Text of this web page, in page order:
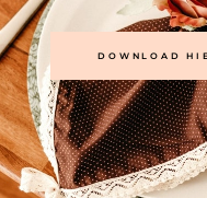
DOWNLOAD